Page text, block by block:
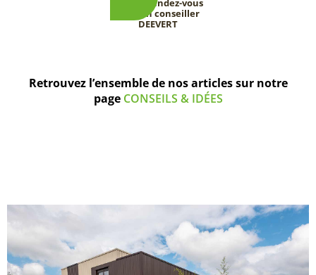
avec un conseiller
DEEVERT
Retrouvez l’ensemble de nos articles sur notre
page CONSEILS & IDÉES